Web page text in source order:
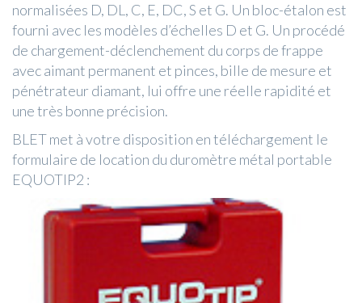
normalisées D, DL, C, E, DC, S et G. Un bloc-étalon est
fourni avec les modèles d’échelles D et G. Un procédé
de chargement-déclenchement du corps de frappe
avec aimant permanent et pinces, bille de mesure et
pénétrateur diamant, lui offre une réelle rapidité et
une très bonne précision.
BLET met à votre disposition en téléchargement le
formulaire de location du duromètre métal portable
EQUOTIP2 :